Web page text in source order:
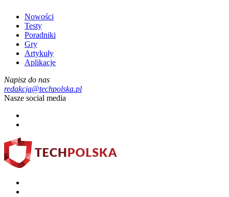
Nowości
Testy
Poradniki
Gry
Artykuły
Aplikacje
Napisz do nas
redakcja@techpolska.pl
Nasze social media